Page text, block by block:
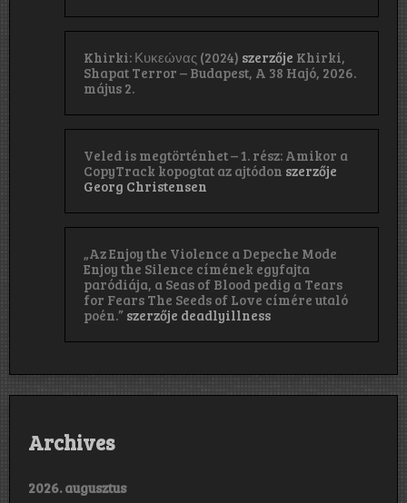
Khirki: Κ​υ​κ​ε​ώ​ν​α​ς (2024) szerzője Khirki,
Shapat Terror – Budapest, A 38 Hajó, 2026.
május 2.
Veled is megtörténhet – 1. rész: Amikor a
CopyTrack kopogtat az ajtódon szerzője
Georg Christensen
„Az Enjoy the Violence a Depeche Mode
Enjoy the Silence címének egyfajta
paródiája, a Seas of Blood pedig a Tears
for Fears The Seeds of Love címére utaló
poén.” szerzője deadlyillness
Archives
2026. augusztus